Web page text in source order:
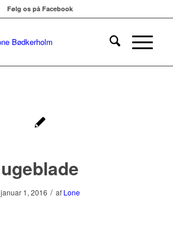
Følg os på Facebook
ugeblade
januar 1, 2016 / af Lone